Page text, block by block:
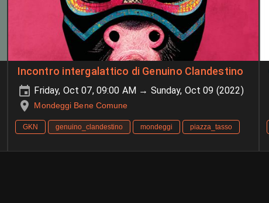
Incontro intergalattico di Genuino Clandestino
Friday, Oct 07, 09:00 AM → Sunday, Oct 09 (2022)
Mondeggi Bene Comune
GKN genuino_clandestino mondeggi piazza_tasso